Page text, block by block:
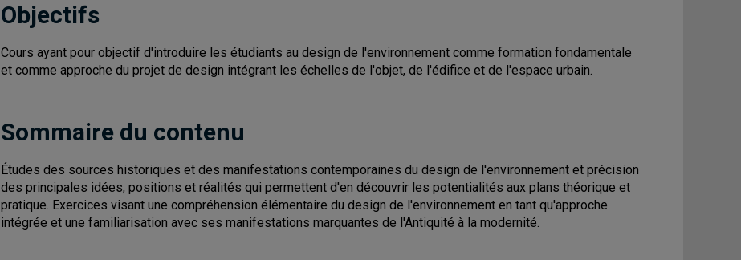
Objectifs
Cours ayant pour objectif d'introduire les étudiants au design de l'environnement comme formation fondamentale
et comme approche du projet de design intégrant les échelles de l'objet, de l'édifice et de l'espace urbain.
Sommaire du contenu
Études des sources historiques et des manifestations contemporaines du design de l'environnement et précision
des principales idées, positions et réalités qui permettent d'en découvrir les potentialités aux plans théorique et
pratique. Exercices visant une compréhension élémentaire du design de l'environnement en tant qu'approche
intégrée et une familiarisation avec ses manifestations marquantes de l'Antiquité à la modernité.